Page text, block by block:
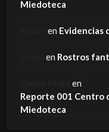
Miedoteca
en Evidencias
en Rostros
en
Reporte 001 Centro
Miedoteca